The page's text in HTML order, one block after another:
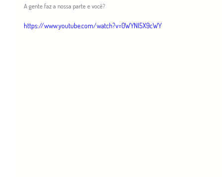
A gente faz a nossa parte e você?
https://www.youtube.com/watch?v=0WYNI5X9cWY